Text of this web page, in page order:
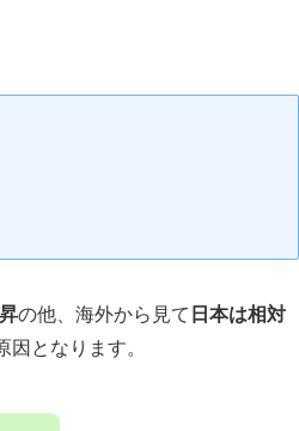
の他、海外から見て 日本は相対
因となります。